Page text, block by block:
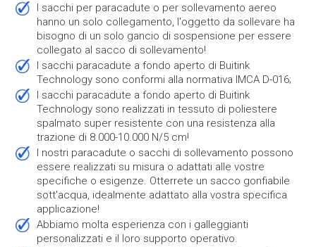
I sacchi per paracadute o per sollevamento aereo
hanno un solo collegamento, l'oggetto da sollevare ha
bisogno di un solo gancio di sospensione per essere
collegato al sacco di sollevamento!
I sacchi paracadute a fondo aperto di Buitink
Technology sono conformi alla normativa IMCA D-016;
I sacchi paracadute a fondo aperto di Buitink
Technology sono realizzati in tessuto di poliestere
spalmato super resistente con una resistenza alla
trazione di 8.000-10.000 N/5 cm!
I nostri paracadute o sacchi di sollevamento possono
essere realizzati su misura o adattati alle vostre
specifiche o esigenze. Otterrete un sacco gonfiabile
sott'acqua, idealmente adattato alla vostra specifica
applicazione!
Abbiamo molta esperienza con i galleggianti
personalizzati e il loro supporto operativo.